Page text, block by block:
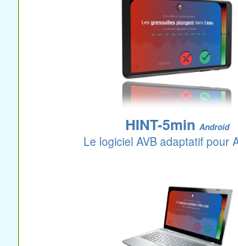
HINT-5min Android
Le logiciel AVB adaptatif pour